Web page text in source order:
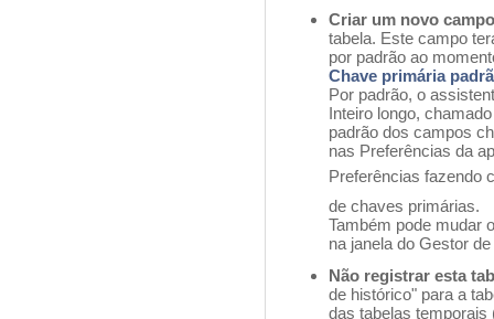
Criar um novo campo
tabela. Este campo
por padrão ao
Chave primária
Por padrão, o
Inteiro longo,
padrão dos campos
nas Preferências da
Preferências fazendo
de chaves primárias.
Também pode mudar
na janela do Gestor
Não registrar esta
de histórico" para a
das tabelas